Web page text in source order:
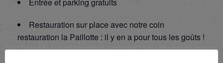
Restauration sur place avec notre coin
restauration la Paillotte : il y en a pour tous les goûts !